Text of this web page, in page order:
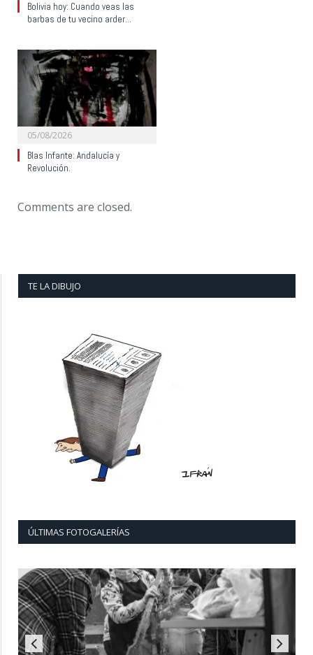
Bolivia hoy: Cuando veas las
barbas de tu vecino arder…
05/08/2026
Blas Infante: Andalucía y
Revolución.
Comments are closed.
TE LA DIBUJO
ÚLTIMAS FOTOGALERÍAS